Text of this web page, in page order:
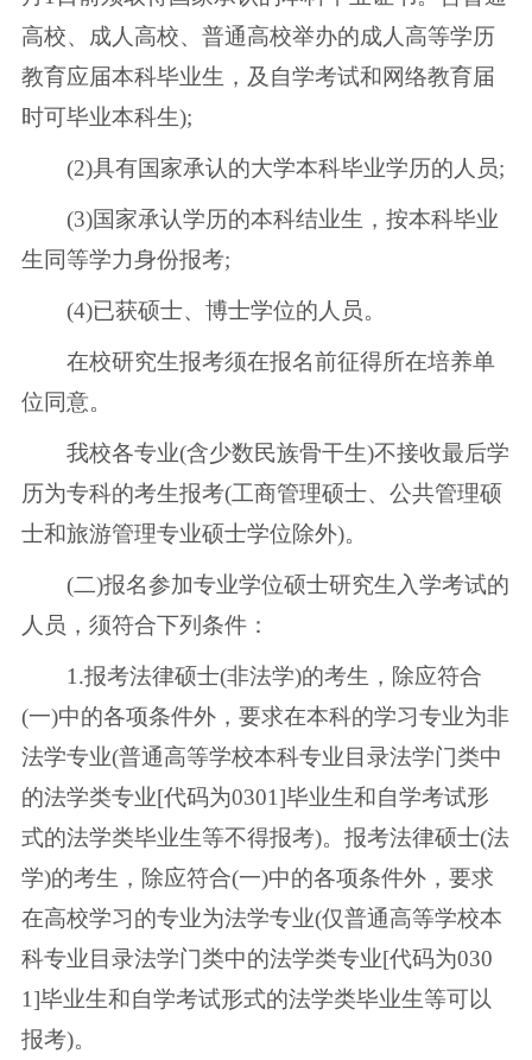
高校、成人高校、普通高校举办的成人高等学历
教育应届本科毕业生，及自学考试和网络教育届
时可毕业本科生);
(2)具有国家承认的大学本科毕业学历的人员;
(3)国家承认学历的本科结业生，按本科毕业
生同等学力身份报考;
(4)已获硕士、博士学位的人员。
在校研究生报考须在报名前征得所在培养单
位同意。
我校各专业(含少数民族骨干生)不接收最后学
历为专科的考生报考(工商管理硕士、公共管理硕
士和旅游管理专业硕士学位除外)。
(二)报名参加专业学位硕士研究生入学考试的
人员，须符合下列条件：
1.报考法律硕士(非法学)的考生，除应符合
(一)中的各项条件外，要求在本科的学习专业为非
法学专业(普通高等学校本科专业目录法学门类中
的法学类专业[代码为0301]毕业生和自学考试形
式的法学类毕业生等不得报考)。报考法律硕士(法
学)的考生，除应符合(一)中的各项条件外，要求
在高校学习的专业为法学专业(仅普通高等学校本
科专业目录法学门类中的法学类专业[代码为030
1]毕业生和自学考试形式的法学类毕业生等可以
报考)。